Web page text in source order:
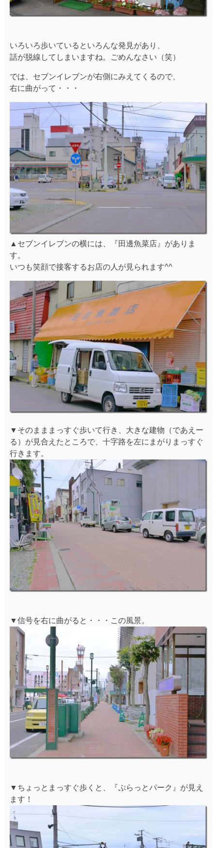
いろいろ歩いているといろんな発見があり、
話が脱線してしまいますね。ごめんなさい（笑）
では、セブンイレブンが右側にみえてくるので、
右に曲がって・・・
▲セブンイレブンの横には、『田邊魚菜店』がありま
す。
いつも笑顔で接客するお店の人が見られます^^
▼そのまままっすぐ歩いて行き、大きな建物（であえー
る）が見合えたところで、十字路を左にまがりまっすぐ
行きます。
▼信号を右に曲がると・・・この風景。
▼ちょっとまっすぐ歩くと、『ぷらっとパーク』が見え
ます！